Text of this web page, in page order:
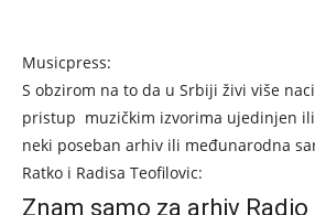
Musicpress:
S obzirom na to da u Srbiji živi više
pristup muzičkim izvorima ujedinjen ili
neki poseban arhiv ili međunarodna
Ratko i Radisa Teofilovic:
Znam samo za arhiv